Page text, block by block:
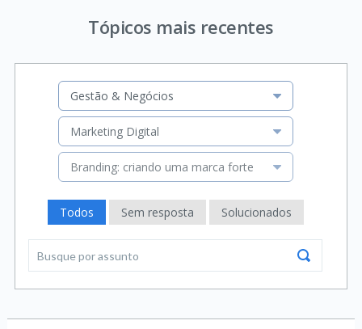
Tópicos mais recentes
Gestão & Negócios
Marketing Digital
Branding: criando uma marca forte
Todos Sem resposta Solucionados